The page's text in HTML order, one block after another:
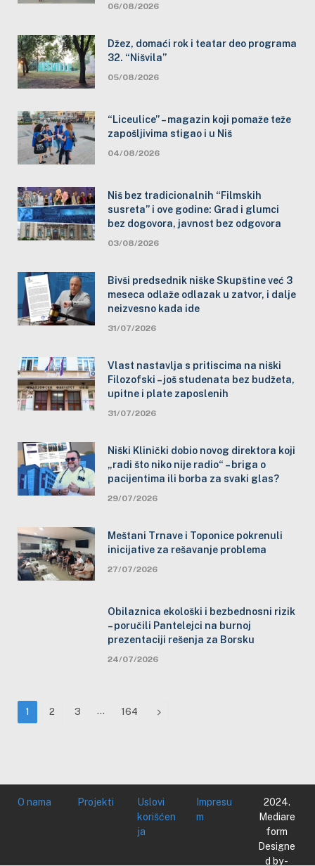
06/08/2026
Džez, domaći rok i teatar deo programa
32. “Nišvila”
05/08/2026
“Liceulice” – magazin koji pomaže teže
zapošljivima stigao i u Niš
04/08/2026
Niš bez tradicionalnih “Filmskih
susreta” i ove godine: Grad i glumci
bez dogovora, javnost bez odgovora
03/08/2026
Bivši predsednik niške Skupštine već 3
meseca odlaže odlazak u zatvor, i dalje
neizvesno kada ide
31/07/2026
Vlast nastavlja s pritiscima na niški
Filozofski – još studenata bez budžeta,
upitne i plate zaposlenih
31/07/2026
Niški Klinički dobio novog direktora koji
„radi što niko nije radio“ – briga o
pacijentima ili borba za svaki glas?
29/07/2026
Meštani Trnave i Toponice pokrenuli
inicijative za rešavanje problema
27/07/2026
Obilaznica ekološki i bezbednosni rizik
– poručili Pantelejci na burnoj
prezentaciji rešenja za Borsku
24/07/2026
1 2 3 … 164 Next
O nama Projekti
Uslovi
korišćen
ja
Impresu
m
2024.
Mediare
form
Designe
d by -